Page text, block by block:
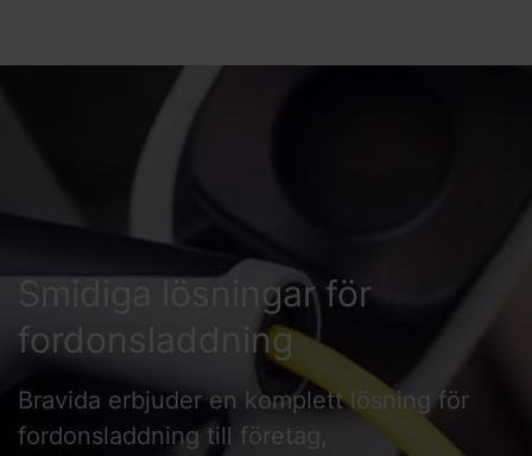
Smidiga lösningar för
fordonsladdning
Bravida erbjuder en komplett lösning för
fordonsladdning till företag,